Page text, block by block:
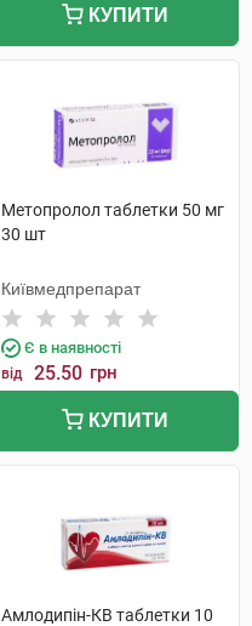
КУПИТИ
Метопролол таблетки 50 мг
30 шт
Київмедпрепарат
Є в наявності
від 25.50 грн
КУПИТИ
Амлодипін-КВ таблетки 10